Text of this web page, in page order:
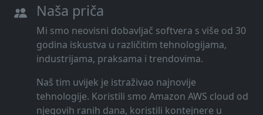
Naša priča
Mi smo neovisni dobavljač softvera s više od 30
godina iskustva u različitim tehnologijama,
industrijama, praksama i trendovima.
Naš tim uvijek je istraživao najnovije
tehnologije. Koristili smo Amazon AWS cloud od
njegovih ranih dana, koristili kontejnere u